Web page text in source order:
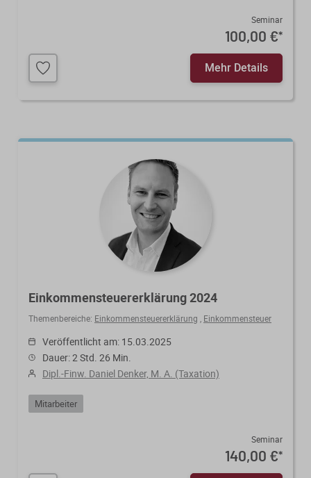
Seminar
100,00 €*
Mehr Details
Einkommensteuererklärung 2024
Themenbereiche: Einkommensteuererklärung Einkommensteuer
Veröffentlicht am: 15.03.2025
Dauer: 2 Std. 26 Min.
Dipl.-Finw. Daniel Denker, M. A. (Taxation)
Mitarbeiter
Seminar
140,00 €*